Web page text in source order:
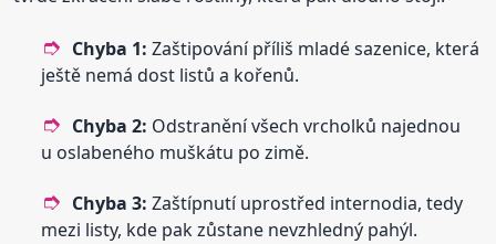
Chyba 1: Zaštipování příliš mladé sazenice, která
ještě nemá dost listů a kořenů.
Chyba 2: Odstranění všech vrcholků najednou
u oslabeného muškátu po zimě.
Chyba 3: Zaštípnutí uprostřed internodia, tedy
mezi listy, kde pak zůstane nevzhledný pahýl.